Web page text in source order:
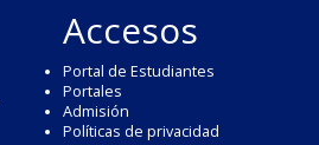
Accesos
Portal de Estudiantes
Portales
Admisión
Políticas de privacidad